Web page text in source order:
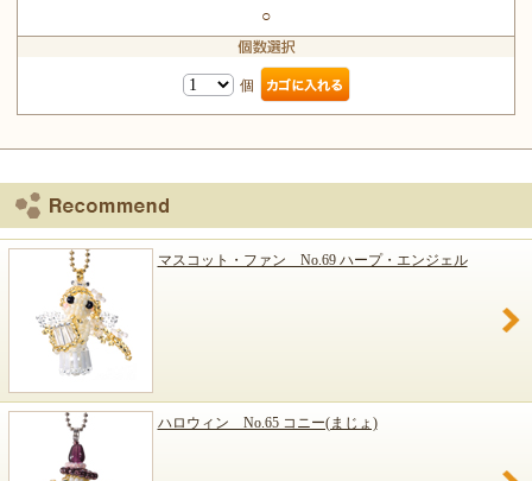
○
個
マスコット・ファン No.69 ハープ・エンジェル
ハロウィン No.65 コニー(まじょ)